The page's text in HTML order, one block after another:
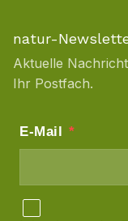
natur-
Aktuelle
Ihr Postfach.